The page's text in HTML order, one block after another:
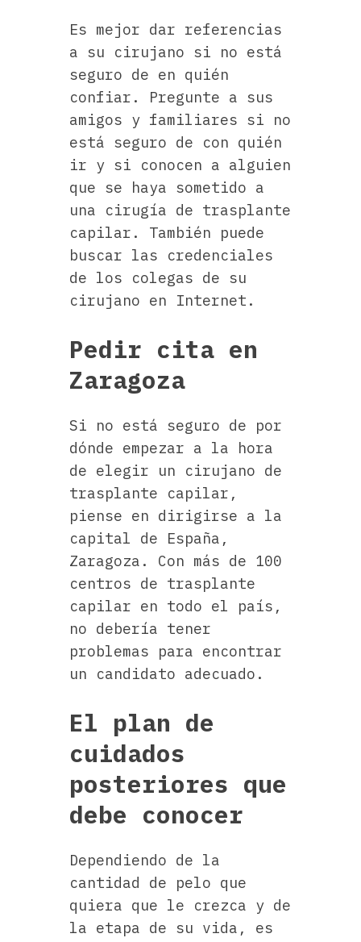
Es mejor dar referencias
a su cirujano si no está
seguro de en quién
confiar. Pregunte a sus
amigos y familiares si no
está seguro de con quién
ir y si conocen a alguien
que se haya sometido a
una cirugía de trasplante
capilar. También puede
buscar las credenciales
de los colegas de su
cirujano en Internet.
Pedir cita en
Zaragoza
Si no está seguro de por
dónde empezar a la hora
de elegir un cirujano de
trasplante capilar,
piense en dirigirse a la
capital de España,
Zaragoza. Con más de 100
centros de trasplante
capilar en todo el país,
no debería tener
problemas para encontrar
un candidato adecuado.
El plan de
cuidados
posteriores que
debe conocer
Dependiendo de la
cantidad de pelo que
quiera que le crezca y de
la etapa de su vida, es